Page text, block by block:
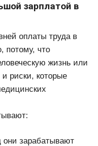
зарплатой в
оплаты труда в
потому, что
жизнь или
риски, которые
они зарабатывают